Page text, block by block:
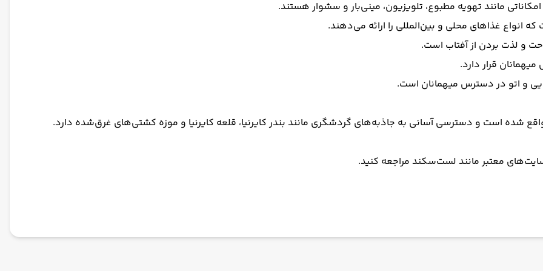
مانند تهویه مطبوع، تلویزیون، مینی‌بار و سشوار هستند.
غذاهای محلی و بین‌المللی را ارائه می‌دهند.
و لذت بردن از آفتاب است.
قرار دارد.
معتبر مانند لست‌سکند مراجعه کنید.